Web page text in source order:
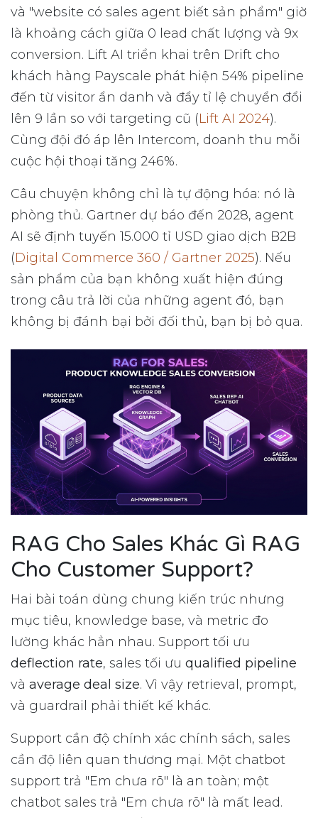
và "website có sales agent biết sản phẩm" giờ
là khoảng cách giữa 0 lead chất lượng và 9x
conversion. Lift AI triển khai trên Drift cho
khách hàng Payscale phát hiện 54% pipeline
đến từ visitor ẩn danh và đẩy tỉ lệ chuyển đổi
lên 9 lần so với targeting cũ (Lift AI 2024).
Cùng đội đó áp lên Intercom, doanh thu mỗi
cuộc hội thoại tăng 246%.
Câu chuyện không chỉ là tự động hóa: nó là
phòng thủ. Gartner dự báo đến 2028, agent
AI sẽ định tuyến 15.000 tỉ USD giao dịch B2B
(Digital Commerce 360 / Gartner 2025). Nếu
sản phẩm của bạn không xuất hiện đúng
trong câu trả lời của những agent đó, bạn
không bị đánh bại bởi đối thủ, bạn bị bỏ qua.
RAG Cho Sales Khác Gì RAG
Cho Customer Support?
Hai bài toán dùng chung kiến trúc nhưng
mục tiêu, knowledge base, và metric đo
lường khác hẳn nhau. Support tối ưu
deflection rate, sales tối ưu qualified pipeline
và average deal size. Vì vậy retrieval, prompt,
và guardrail phải thiết kế khác.
Support cần độ chính xác chính sách, sales
cần độ liên quan thương mại. Một chatbot
support trả "Em chưa rõ" là an toàn; một
chatbot sales trả "Em chưa rõ" là mất lead.